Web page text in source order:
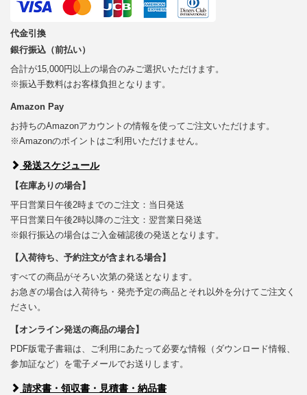
代金引換
銀行振込（前払い）
合計が15,000円以上の場合のみご選択いただけます。
※振込手数料はお客様負担となります。
Amazon Pay
お持ちのAmazonアカウントの情報を使ってご注文いただけます。
※Amazonのポイントはご利用いただけません。
発送スケジュール
【在庫ありの場合】
平日営業日午後2時までのご注文：当日発送
平日営業日午後2時以降のご注文：翌営業日発送
※銀行振込の場合はご入金確認後の発送となります。
【入荷待ち、予約注文が含まれる場合】
すべての商品がそろい次第の発送となります。
お急ぎの場合は入荷待ち・発売予定の商品とそれ以外を分けてご注文く
ださい。
【オンライン発送の商品の場合】
PDF版電子書籍は、ご利用にあたって必要な情報（ダウンロード情報、
参加証など）を電子メールでお送りします。
請求書・領収書・見積書・納品書